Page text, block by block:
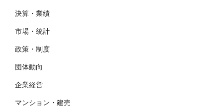
決算・業績
市場・統計
政策・制度
団体動向
企業経営
マンション・建売